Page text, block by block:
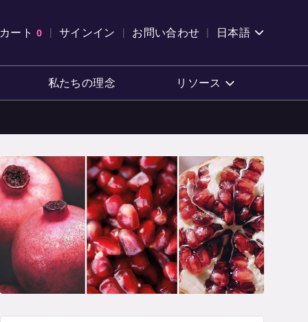
を開く
ート 0
カートを確認する
サインイン お問い合わせ 日本語
私たちの理念 リソース